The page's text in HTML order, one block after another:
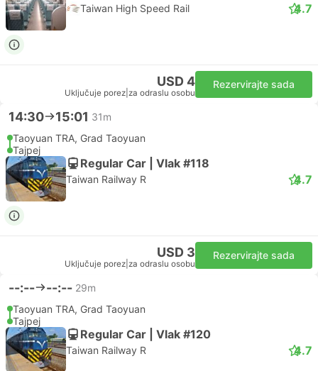
Taiwan High Speed Rail 4.7
USD 4
Uključuje porez za odraslu osobu
Rezervirajte sada
14:30 15:01 31m
Taoyuan TRA, Grad Taoyuan
Tajpej
Regular Car | Vlak #118
Taiwan Railway R 4.7
USD 3
Uključuje porez za odraslu osobu
Rezervirajte sada
--:-- --:-- 29m
Taoyuan TRA, Grad Taoyuan
Tajpej
Regular Car | Vlak #120
Taiwan Railway R 4.7